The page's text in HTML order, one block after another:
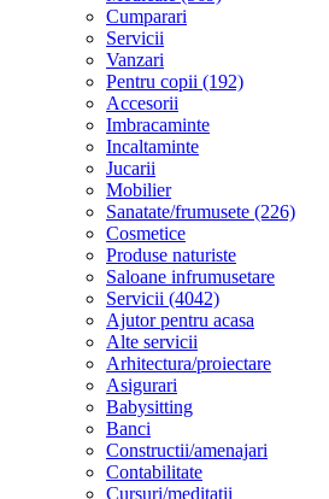
Cumparari
Servicii
Vanzari
Pentru copii (192)
Accesorii
Imbracaminte
Incaltaminte
Jucarii
Mobilier
Sanatate/frumusete (226)
Cosmetice
Produse naturiste
Saloane infrumusetare
Servicii (4042)
Ajutor pentru acasa
Alte servicii
Arhitectura/proiectare
Asigurari
Babysitting
Banci
Constructii/amenajari
Contabilitate
Cursuri/meditatii